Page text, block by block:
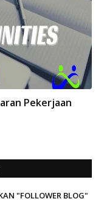
Pekerjaan
"FOLLOWER BLOG"